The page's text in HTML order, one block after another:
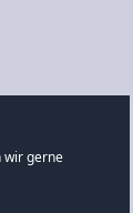
wir gerne